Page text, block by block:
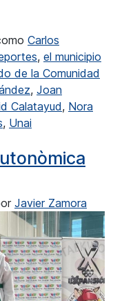
Carlos
, el municipio
de la Comunidad
, Joan
Calatayud, Nora
, Unai
Javier Zamora